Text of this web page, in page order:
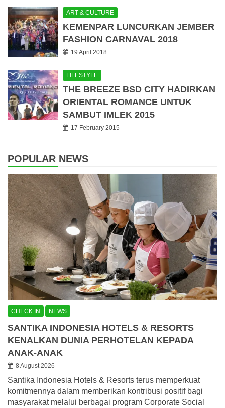
ART & CULTURE
KEMENPAR LUNCURKAN JEMBER
FASHION CARNAVAL 2018
19 April 2018
LIFESTYLE
THE BREEZE BSD CITY HADIRKAN
ORIENTAL ROMANCE UNTUK
SAMBUT IMLEK 2015
17 February 2015
POPULAR NEWS
CHECK IN NEWS
SANTIKA INDONESIA HOTELS & RESORTS
KENALKAN DUNIA PERHOTELAN KEPADA
ANAK-ANAK
8 August 2026
Santika Indonesia Hotels & Resorts terus memperkuat
komitmennya dalam memberikan kontribusi positif bagi
masyarakat melalui berbagai program Corporate Social